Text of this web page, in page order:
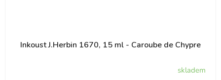
Inkoust J.Herbin 1670, 15 ml - Caroube de Chypre
skladem